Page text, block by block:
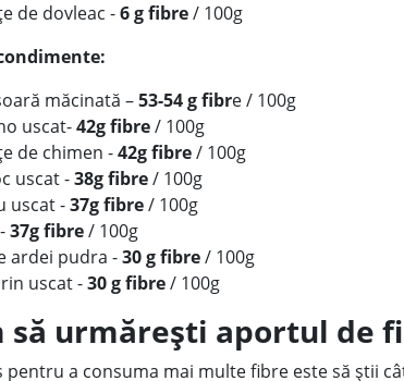
de dovleac -6 g fibre/ 100g
măcinată –53-54 g fibre / 100g
uscat-42g fibre/ 100g
de chimen -42g fibre/ 100g
uscat -38g fibre/ 100g
uscat -37g fibre/ 100g
37g fibre/ 100g
ardei pudra -30 g fibre/ 100g
uscat -30 g fibre/ 100g
să urmărești aportul de
pentru a consuma mai multe fibre este să știi